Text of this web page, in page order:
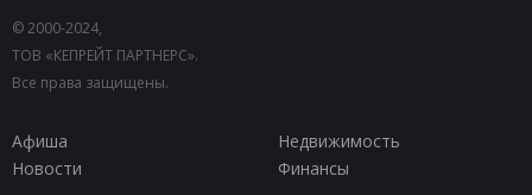
© 2000-2024,
ТОВ «КЕПРЕЙТ ПАРТНЕРС».
Все права защищены.
Афиша
Недвижимость
Новости
Финансы